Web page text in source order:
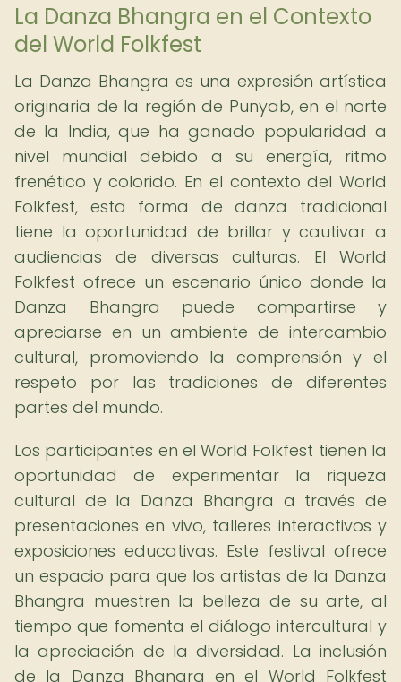
La Danza Bhangra en el Contexto
del World Folkfest
La Danza Bhangra es una expresión artística
originaria de la región de Punyab, en el norte
de la India, que ha ganado popularidad a
nivel mundial debido a su energía, ritmo
frenético y colorido. En el contexto del World
Folkfest, esta forma de danza tradicional
tiene la oportunidad de brillar y cautivar a
audiencias de diversas culturas. El World
Folkfest ofrece un escenario único donde la
Danza Bhangra puede compartirse y
apreciarse en un ambiente de intercambio
cultural, promoviendo la comprensión y el
respeto por las tradiciones de diferentes
partes del mundo.
Los participantes en el World Folkfest tienen la
oportunidad de experimentar la riqueza
cultural de la Danza Bhangra a través de
presentaciones en vivo, talleres interactivos y
exposiciones educativas. Este festival ofrece
un espacio para que los artistas de la Danza
Bhangra muestren la belleza de su arte, al
tiempo que fomenta el diálogo intercultural y
la apreciación de la diversidad. La inclusión
de la Danza Bhangra en el World Folkfest